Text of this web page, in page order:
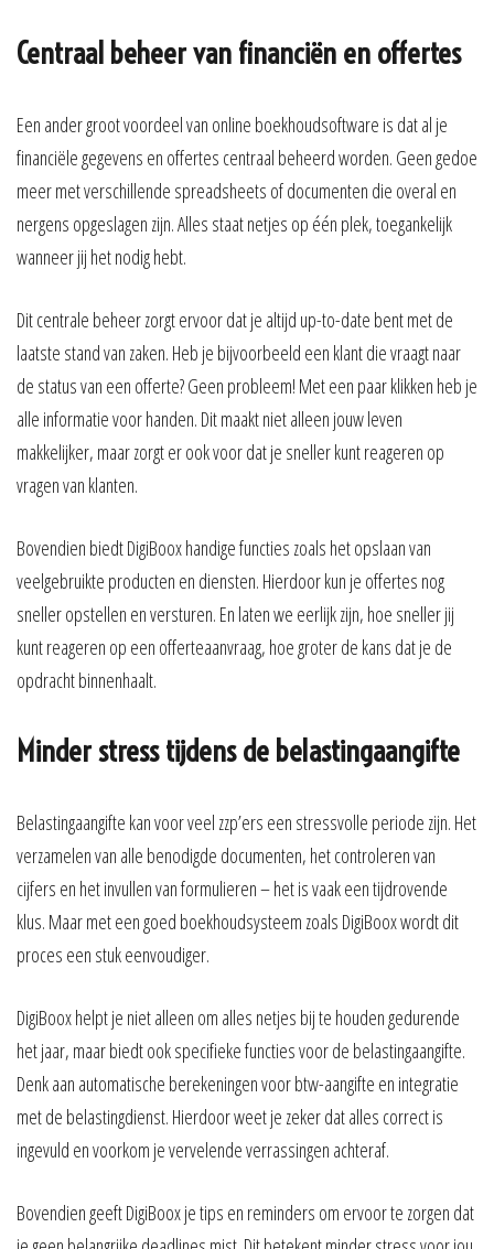
Centraal beheer van financiën en offertes
Een ander groot voordeel van online boekhoudsoftware is dat al je
financiële gegevens en offertes centraal beheerd worden. Geen gedoe
meer met verschillende spreadsheets of documenten die overal en
nergens opgeslagen zijn. Alles staat netjes op één plek, toegankelijk
wanneer jij het nodig hebt.
Dit centrale beheer zorgt ervoor dat je altijd up-to-date bent met de
laatste stand van zaken. Heb je bijvoorbeeld een klant die vraagt naar
de status van een offerte? Geen probleem! Met een paar klikken heb je
alle informatie voor handen. Dit maakt niet alleen jouw leven
makkelijker, maar zorgt er ook voor dat je sneller kunt reageren op
vragen van klanten.
Bovendien biedt DigiBoox handige functies zoals het opslaan van
veelgebruikte producten en diensten. Hierdoor kun je offertes nog
sneller opstellen en versturen. En laten we eerlijk zijn, hoe sneller jij
kunt reageren op een offerteaanvraag, hoe groter de kans dat je de
opdracht binnenhaalt.
Minder stress tijdens de belastingaangifte
Belastingaangifte kan voor veel zzp’ers een stressvolle periode zijn. Het
verzamelen van alle benodigde documenten, het controleren van
cijfers en het invullen van formulieren – het is vaak een tijdrovende
klus. Maar met een goed boekhoudsysteem zoals DigiBoox wordt dit
proces een stuk eenvoudiger.
DigiBoox helpt je niet alleen om alles netjes bij te houden gedurende
het jaar, maar biedt ook specifieke functies voor de belastingaangifte.
Denk aan automatische berekeningen voor btw-aangifte en integratie
met de belastingdienst. Hierdoor weet je zeker dat alles correct is
ingevuld en voorkom je vervelende verrassingen achteraf.
Bovendien geeft DigiBoox je tips en reminders om ervoor te zorgen dat